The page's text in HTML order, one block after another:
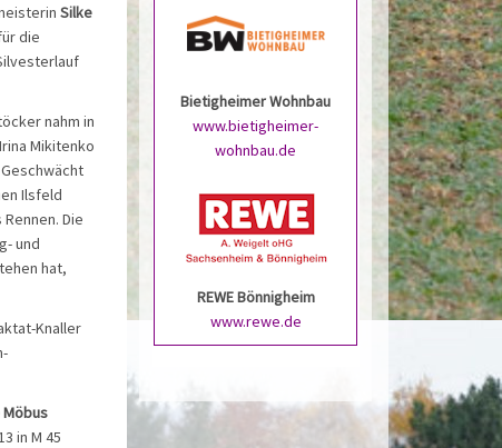
Silke
die
nahm in
Mikitenko
Ilsfeld
Die
und
hat,
Knaller
in M 45
Bietigheimer Wohnbau
www.bietigheimer-
wohnbau.de
REWE Bönnigheim
www.rewe.de